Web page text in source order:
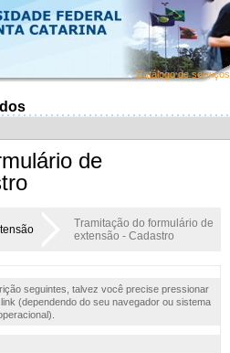
Catálogo de serviços
de
Tramitação do formulário de
extensão - Cadastro
seguintes, talvez você precise pressionar
(dependendo do seu navegador ou sistema